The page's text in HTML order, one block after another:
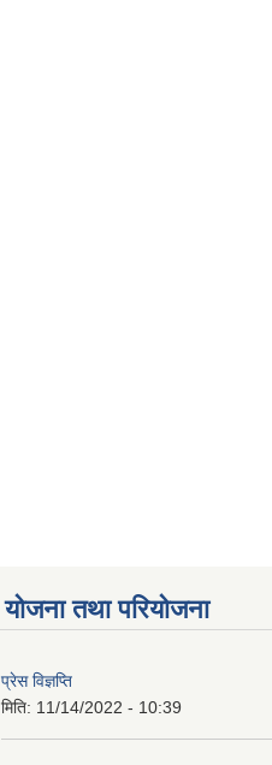
योजना तथा परियोजना
प्रेस विज्ञप्ति
मिति: 11/14/2022 - 10:39